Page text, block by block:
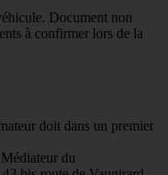
Document non
à confirmer lors de la
doit dans un premier
du